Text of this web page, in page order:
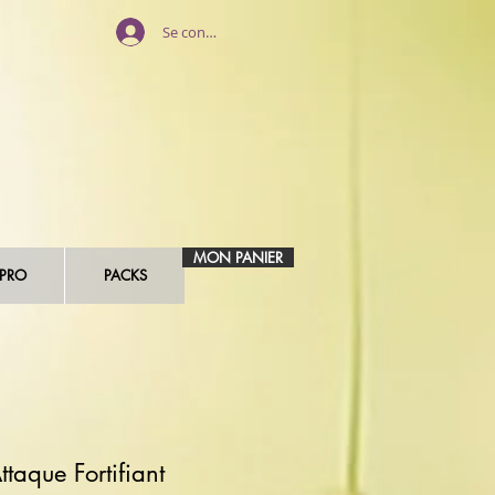
Se connecter
PACKS
MON PANIER
Fortifiant